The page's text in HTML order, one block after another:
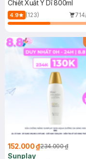
Chiết Xuất Ý Dĩ 800ml
4.9 (123)
152.000 ₫234.000 ₫
Sunplay